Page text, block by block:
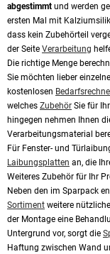
abgestimmt und werden
ersten Mal mit
dass kein Zubehörteil
der Seite Verarbeitung
Die richtige Menge
Sie möchten lieber
kostenlosen
welches Zubehör Sie für
hingegen nehmen Ihnen
Verarbeitungsmaterial
Für Fenster- und
Laibungsplatten an, die
Weiteres Zubehör für Ihr
Neben den im Sparpack
Sortiment weitere
der Montage eine
Untergrund vor, sorgt die
Haftung zwischen Wand